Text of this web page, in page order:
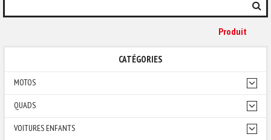
Produit
CATÉGORIES
MOTOS
QUADS
VOITURES ENFANTS